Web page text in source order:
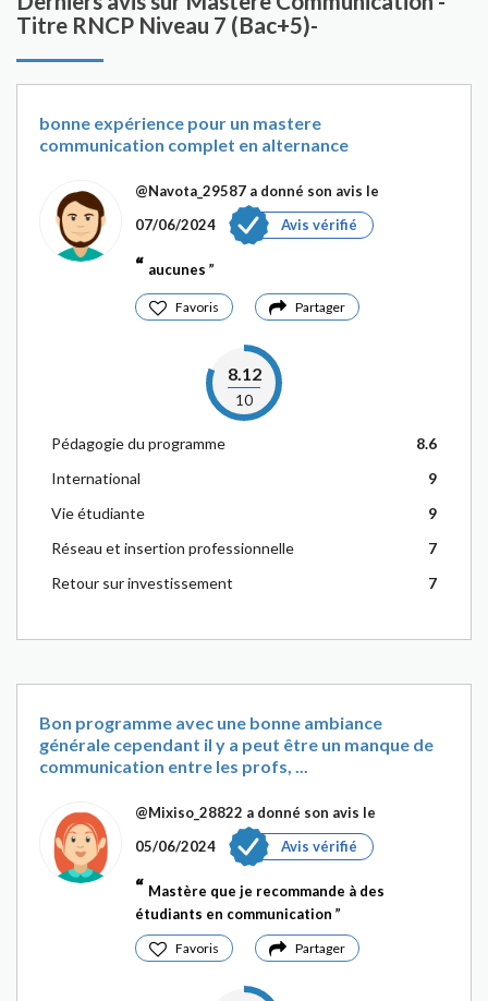
Titre RNCP Niveau 7 (Bac+5)-
bonne expérience pour un mastere
communication complet en alternance
@Navota_29587 a donné son avis le
07/06/2024
Avis vérifié
aucunes
Favoris Partager
8.12
10
Pédagogie du programme
8.6
International
9
Vie étudiante
9
Réseau et insertion professionnelle
7
Retour sur investissement
7
Bon programme avec une bonne ambiance
générale cependant il y a peut être un manque de
communication entre les profs, ...
@Mixiso_28822 a donné son avis le
05/06/2024
Avis vérifié
Mastère que je recommande à des
étudiants en communication
Favoris Partager